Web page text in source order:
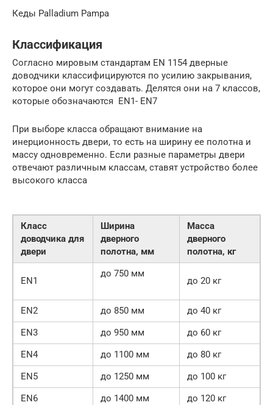
Кеды Palladium Pampa
Классификация
Согласно мировым стандартам EN 1154 дверные
доводчики классифицируются по усилию закрывания,
которое они могут создавать. Делятся они на 7 классов,
которые обозначаются EN1- EN7
При выборе класса обращают внимание на
инерционность двери, то есть на ширину ее полотна и
массу одновременно. Если разные параметры двери
отвечают различным классам, ставят устройство более
высокого класса
Класс
доводчика для
двери
Ширина
дверного
полотна, мм
Масса
дверного
полотна, кг
EN1
до 750 мм
до 20 кг
EN2 до 850 мм
до 40 кг
EN3
до 950 мм
до 60 кг
EN4
до 1100 мм
до 80 кг
EN5
до 1250 мм
до 100 кг
EN6
до 1400 мм
до 120 кг